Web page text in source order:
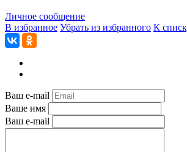
Личное сообщение
В избранное Убрать из избранного К
Ваш e-mail
Ваше имя
Ваш e-mail